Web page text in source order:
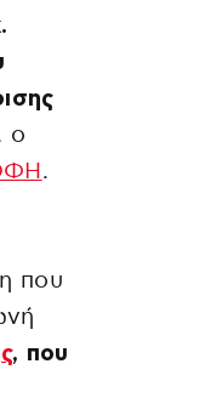
ο
.
που
, που